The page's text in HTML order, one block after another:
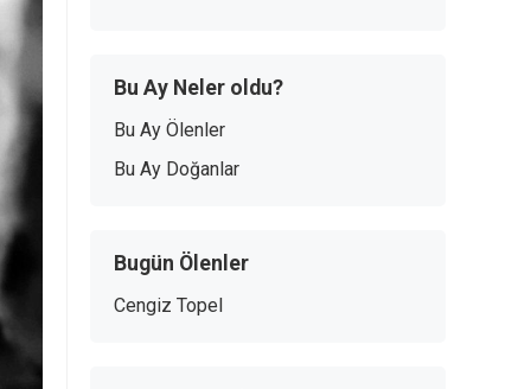
Bu Ay Neler oldu?
Bu Ay Ölenler
Bu Ay Doğanlar
Bugün Ölenler
Cengiz Topel